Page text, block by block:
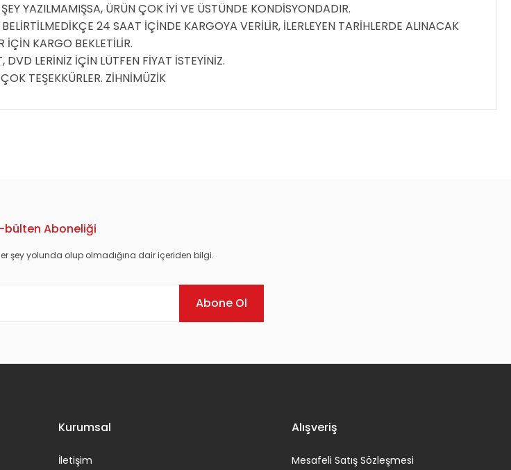
YAZILMAMIŞSA, ÜRÜN ÇOK İYİ VE ÜSTÜNDE KONDİSYONDADIR.
24 SAAT İÇİNDE KARGOYA VERİLİR, İLERLEYEN TARİHLERDE ALINACAK
İÇİN KARGO BEKLETİLİR.
DVD LERİNİZ İÇİN LÜTFEN FİYAT İSTEYİNİZ.
TEŞEKKÜRLER. ZİHNİMÜZİK
bülten Aboneliği
şey yolunda olup olmadığına dair içeriden bilgi.
Abone Ol
Kurumsal
İletişim
Alışveriş
Mesafeli Satış Sözleşmesi